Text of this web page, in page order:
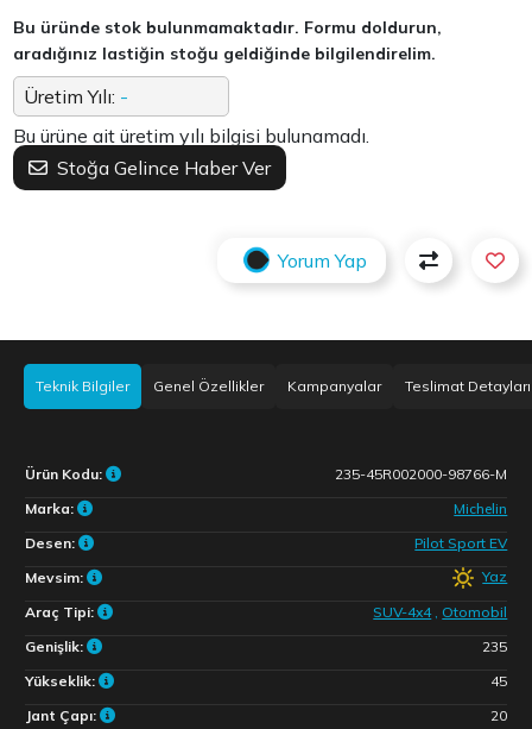
Bu üründe stok bulunmamaktadır. Formu doldurun,
aradığınız lastiğin stoğu geldiğinde bilgilendirelim.
Üretim Yılı: -
Bu ürüne ait üretim yılı bilgisi bulunamadı.
Stoğa Gelince Haber Ver
Yorum Yap
Teknik Bilgiler Genel Özellikler Kampanyalar Teslimat Detayları
Ürün Kodu:
235-45R002000-98766-M
Marka:
Michelin
Desen:
Pilot Sport EV
Mevsim:
Yaz
Araç Tipi:
SUV-4x4
Otomobil
Genişlik:
235
Yükseklik:
45
Jant Çapı:
20